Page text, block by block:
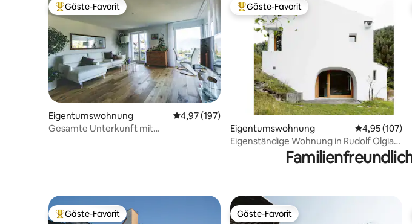
Beliebter Gäste-Favorit.
Gäste-Favorit
Eigentumswohnung Durchschnittliche Bewertung: 4,97 von 5, 197
4,97 (197)
Gesamte Unterkunft mit
Beliebter Gäste-Favorit.
Gäste-Favorit
Eigentumswohnung
4,95 (107)
Eigenständige Wohnung in Rudolf Olgiati
Beliebter Gäste-Favorit.
Gäste-Favorit Gäste-Favorit
Gäste-Favorit